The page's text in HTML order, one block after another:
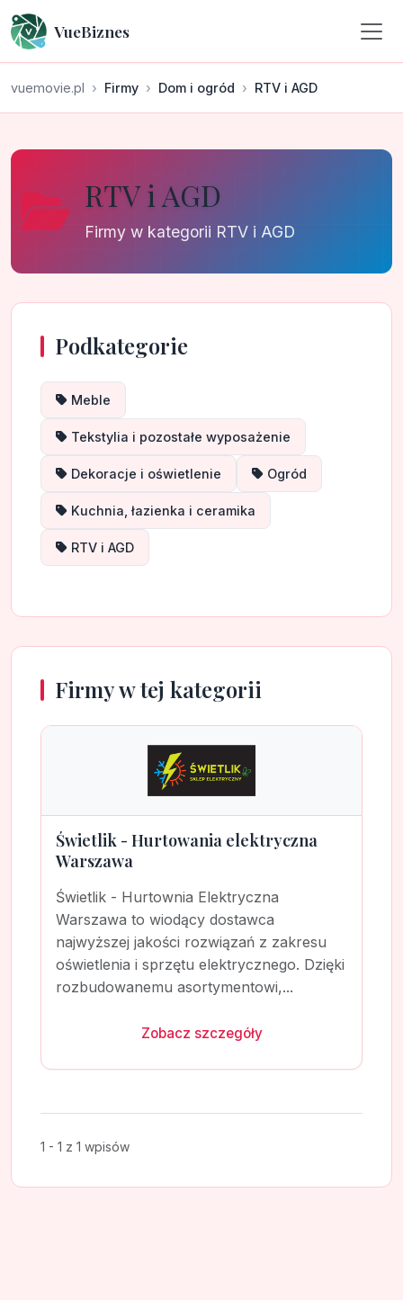
VueBiznes
vuemovie.pl Firmy Dom i ogród RTV i AGD
RTV i AGD
Firmy w kategorii RTV i AGD
Podkategorie
Meble
Tekstylia i pozostałe wyposażenie
Dekoracje i oświetlenie Ogród
Kuchnia, łazienka i ceramika
RTV i AGD
Firmy w tej kategorii
Świetlik - Hurtowania elektryczna
Warszawa
Świetlik - Hurtownia Elektryczna
Warszawa to wiodący dostawca
najwyższej jakości rozwiązań z zakresu
oświetlenia i sprzętu elektrycznego. Dzięki
rozbudowanemu asortymentowi,...
Zobacz szczegóły
1 - 1 z 1 wpisów